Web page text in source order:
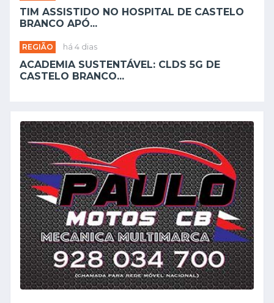
TIM ASSISTIDO NO HOSPITAL DE CASTELO
BRANCO APÓ...
REGIÃO há 4 dias
ACADEMIA SUSTENTÁVEL: CLDS 5G DE
CASTELO BRANCO...